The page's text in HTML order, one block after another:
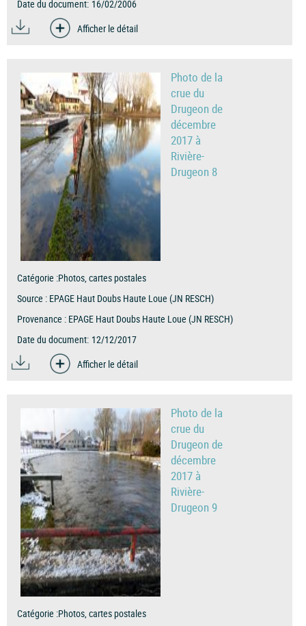
Date du document: 16/02/2006
Afficher le détail
Photo de la
crue du
Drugeon de
décembre
2017 à
Rivière-
Drugeon 8
Catégorie :Photos, cartes postales
Source : EPAGE Haut Doubs Haute Loue (JN RESCH)
Provenance : EPAGE Haut Doubs Haute Loue (JN RESCH)
Date du document: 12/12/2017
Afficher le détail
Photo de la
crue du
Drugeon de
décembre
2017 à
Rivière-
Drugeon 9
Catégorie :Photos, cartes postales